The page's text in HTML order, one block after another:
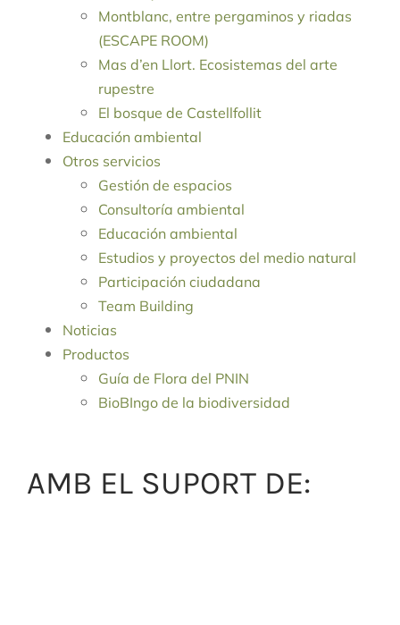
Montblanc, entre pergaminos y riadas
(ESCAPE ROOM)
Mas d’en Llort. Ecosistemas del arte
rupestre
El bosque de Castellfollit
Educación ambiental
Otros servicios
Gestión de espacios
Consultoría ambiental
Educación ambiental
Estudios y proyectos del medio natural
Participación ciudadana
Team Building
Noticias
Productos
Guía de Flora del PNIN
BioBIngo de la biodiversidad
AMB EL SUPORT DE: